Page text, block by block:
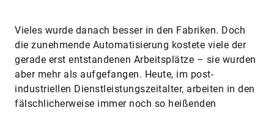
Vieles wurde danach besser in den Fabriken. Doch
die zunehmende Automatisierung kostete viele der
gerade erst entstandenen Arbeitsplätze – sie wurden
aber mehr als aufgefangen. Heute, im post-
industriellen Dienstleistungszeitalter, arbeiten in den
fälschlicherweise immer noch so heißenden